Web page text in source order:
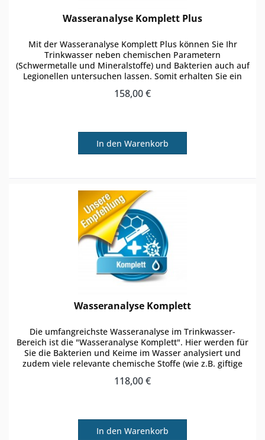
Wasseranalyse Komplett Plus
Mit der Wasseranalyse Komplett Plus können Sie Ihr
Trinkwasser neben chemischen Parametern
(Schwermetalle und Mineralstoffe) und Bakterien auch auf
Legionellen untersuchen lassen. Somit erhalten Sie ein
158,00 €
In den Warenkorb
Wasseranalyse Komplett
Die umfangreichste Wasseranalyse im Trinkwasser-
Bereich ist die "Wasseranalyse Komplett". Hier werden für
Sie die Bakterien und Keime im Wasser analysiert und
zudem viele relevante chemische Stoffe (wie z.B. giftige
118,00 €
In den Warenkorb